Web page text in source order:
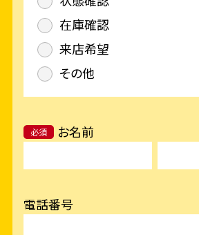
在庫確認
来店希望
その他
必須 お名前
電話番号